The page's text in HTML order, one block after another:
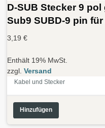
D-SUB Stecker 9
Sub9 SUBD-9 pin
3,19 €
Enthält 19% MwSt.
zzgl. Versand
Kabel und Stecker
Hinzufügen